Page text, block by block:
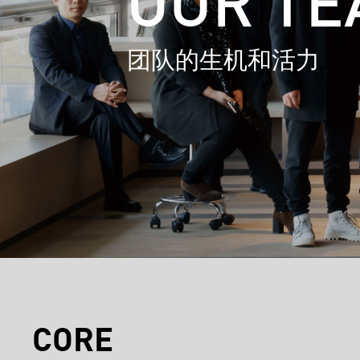
团队的生机和活力
CORE